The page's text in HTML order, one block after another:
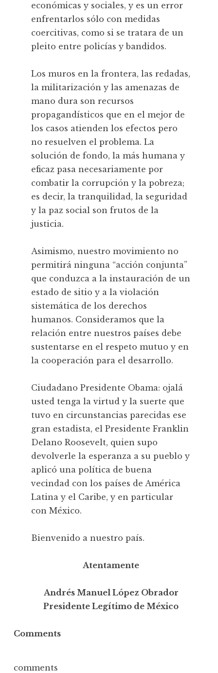
económicas y sociales, y es un error
enfrentarlos sólo con medidas
coercitivas, como si se tratara de un
pleito entre policías y bandidos.
Los muros en la frontera, las redadas,
la militarización y las amenazas de
mano dura son recursos
propagandísticos que en el mejor de
los casos atienden los efectos pero
no resuelven el problema. La
solución de fondo, la más humana y
eficaz pasa necesariamente por
combatir la corrupción y la pobreza;
es decir, la tranquilidad, la seguridad
y la paz social son frutos de la
justicia.
Asimismo, nuestro movimiento no
permitirá ninguna “acción conjunta”
que conduzca a la instauración de un
estado de sitio y a la violación
sistemática de los derechos
humanos. Consideramos que la
relación entre nuestros países debe
sustentarse en el respeto mutuo y en
la cooperación para el desarrollo.
Ciudadano Presidente Obama: ojalá
usted tenga la virtud y la suerte que
tuvo en circunstancias parecidas ese
gran estadista, el Presidente Franklin
Delano Roosevelt, quien supo
devolverle la esperanza a su pueblo y
aplicó una política de buena
vecindad con los países de América
Latina y el Caribe, y en particular
con México.
Bienvenido a nuestro país.
Atentamente
Andrés Manuel López Obrador
Presidente Legítimo de México
Comments
comments